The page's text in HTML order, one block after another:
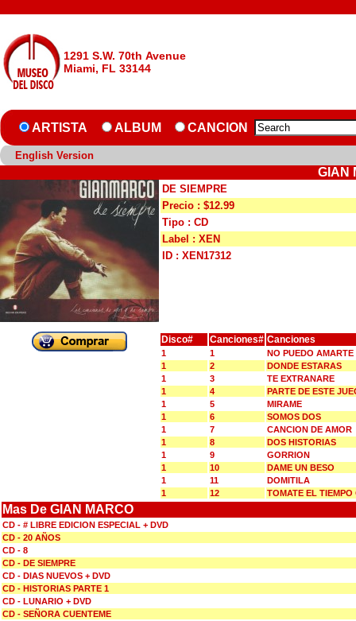
1291 S.W. 70th Avenue
Miami, FL 33144
ARTISTA ALBUM CANCION
English Version
GIAN
DE SIEMPRE
Precio : $12.99
Tipo : CD
Label : XEN
ID : XEN17312
Disco# Canciones# Canciones
1 1
NO PUEDO AMARTE
1
2
DONDE ESTARAS
1
3
TE EXTRANARE
1
4
PARTE DE ESTE
1
5
MIRAME
1
6
SOMOS DOS
1
7
CANCION DE AMOR
1
8
DOS HISTORIAS
1
9
GORRION
1
10
DAME UN BESO
1
11
DOMITILA
1
12 TOMATE EL TIEMPO
Mas De GIAN MARCO
CD - # LIBRE EDICION ESPECIAL + DVD
CD - 20 AÑOS
CD - 8
CD - DE SIEMPRE
CD - DIAS NUEVOS + DVD
CD - HISTORIAS PARTE 1
CD - LUNARIO + DVD
CD - SEÑORA CUENTEME